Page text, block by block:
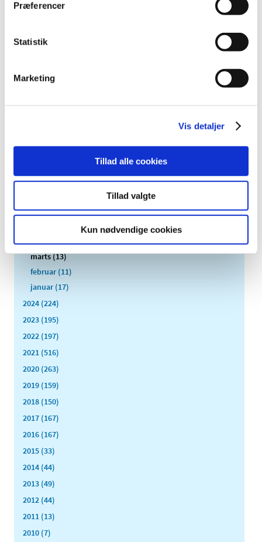
Præferencer
Statistik
Marketing
Vis detaljer
Tillad alle cookies
Tillad valgte
Kun nødvendige cookies
Videnskabsetiske Medicinske Komiteer udarbejdet en…
2025 (158)
oktober (18)
august (8)
juni (11)
april (5)
marts (13)
februar (11)
januar (17)
2024 (224)
2023 (195)
2022 (197)
2021 (516)
2020 (263)
2019 (159)
2018 (150)
2017 (167)
2016 (167)
2015 (33)
2014 (44)
2013 (49)
2012 (44)
2011 (13)
2010 (7)